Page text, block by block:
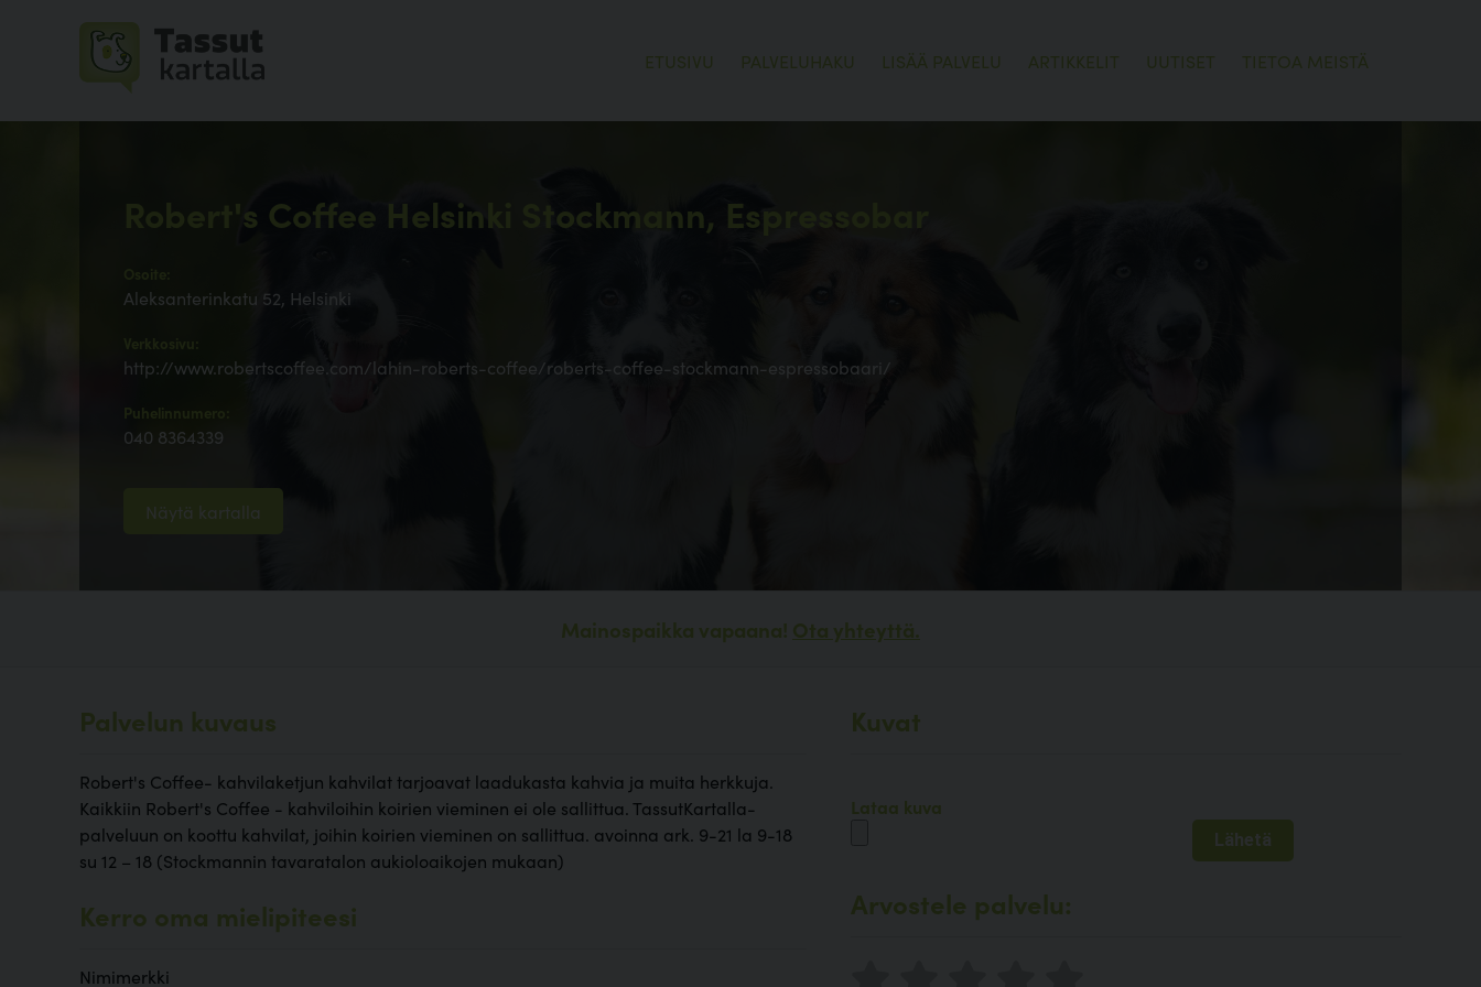
ETUSIVU PALVELUHAKU LISÄÄ PALVELU ARTIKKELIT UUTISET TIETOA MEISTÄ
Robert's Coffee Helsinki Stockmann, Espressobar
Aleksanterinkatu 52, Helsinki
http://www.robertscoffee.com/lahin-roberts-coffee/roberts-coffee-stockmann-espressobaari/
Puhelinnumero:
040 8364339
Näytä kartalla
Mainospaikka vapaana! Ota yhteyttä.
Palvelun kuvaus
Robert's Coffee- kahvilaketjun kahvilat tarjoavat laadukasta kahvia ja muita herkkuja.
Kaikkiin Robert's Coffee - kahviloihin koirien vieminen ei ole sallittua. TassutKartalla-
palveluun on koottu kahvilat, joihin koirien vieminen on sallittua. avoinna ark. 9-21 la 9-18
su 12 – 18 (Stockmannin tavaratalon aukioloaikojen mukaan)
Kerro oma mielipiteesi
Nimimerkki
Kuvat
Lataa kuva
Arvostele palvelu: